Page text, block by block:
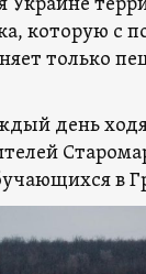
которую с
только
день
в